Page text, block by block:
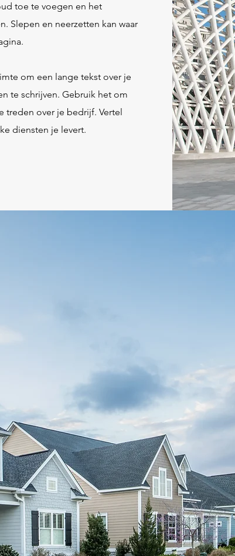
toe te voegen en het
Slepen en neerzetten kan waar
om een lange tekst over je
te schrijven. Gebruik het om
treden over je bedrijf. Vertel
diensten je levert.